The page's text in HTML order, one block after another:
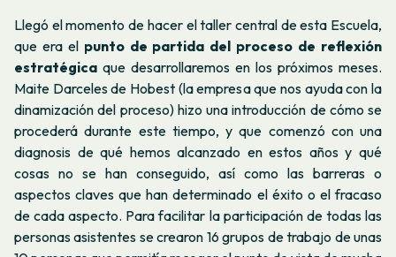
Llegó el momento de hacer el taller central de esta Escuela,
que era elpunto de partida del proceso de reflexión
estratégica que desarrollaremos en los próximos meses.
Maite Darceles de Hobest (la empresa que nos ayuda con la
dinamización del proceso) hizo una introducción de cómo se
procederá durante este tiempo, y que comenzó con una
diagnosis de qué hemos alcanzado en estos años y qué
cosas no se han conseguido, así como las barreras o
aspectos claves que han determinado el éxito o el fracaso
de cada aspecto. Para facilitar la participación de todas las
personas asistentes se crearon 16 grupos de trabajo de unas